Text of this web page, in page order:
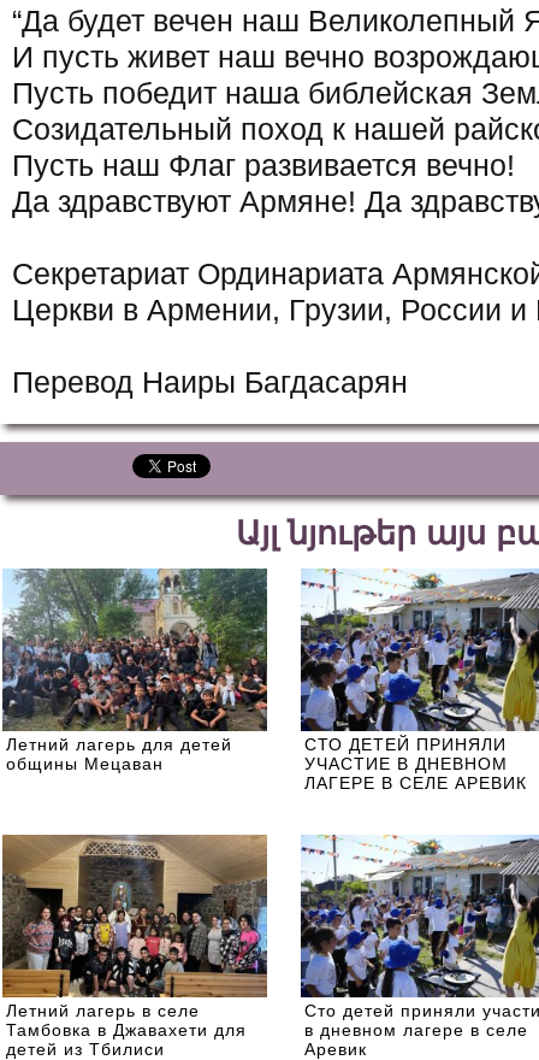
“Да будет вечен наш Великолепный
И пусть живет наш вечно
Пусть победит наша библейская
Созидательный поход к нашей
Пусть наш Флаг развивается вечно!
Да здравствуют Армяне! Да
Секретариат Ординариата
Церкви в Армении, Грузии, России
Перевод Наиры Багдасарян
Այլ նյութեր այս
Летний лагерь для детей
общины Мецаван
СТО ДЕТЕЙ ПРИНЯЛИ
УЧАСТИЕ В ДНЕВНОМ
ЛАГЕРЕ В СЕЛЕ АРЕВИК
Летний лагерь в селе
Тамбовка в Джавахети для
детей из Тбилиси
Сто детей приняли
в дневном лагере в селе
Аревик